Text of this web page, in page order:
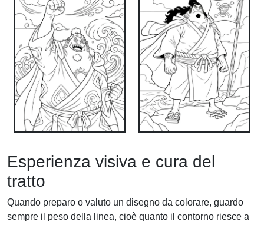
Esperienza visiva e cura del
tratto
Quando preparo o valuto un disegno da colorare, guardo
sempre il peso della linea, cioè quanto il contorno riesce a